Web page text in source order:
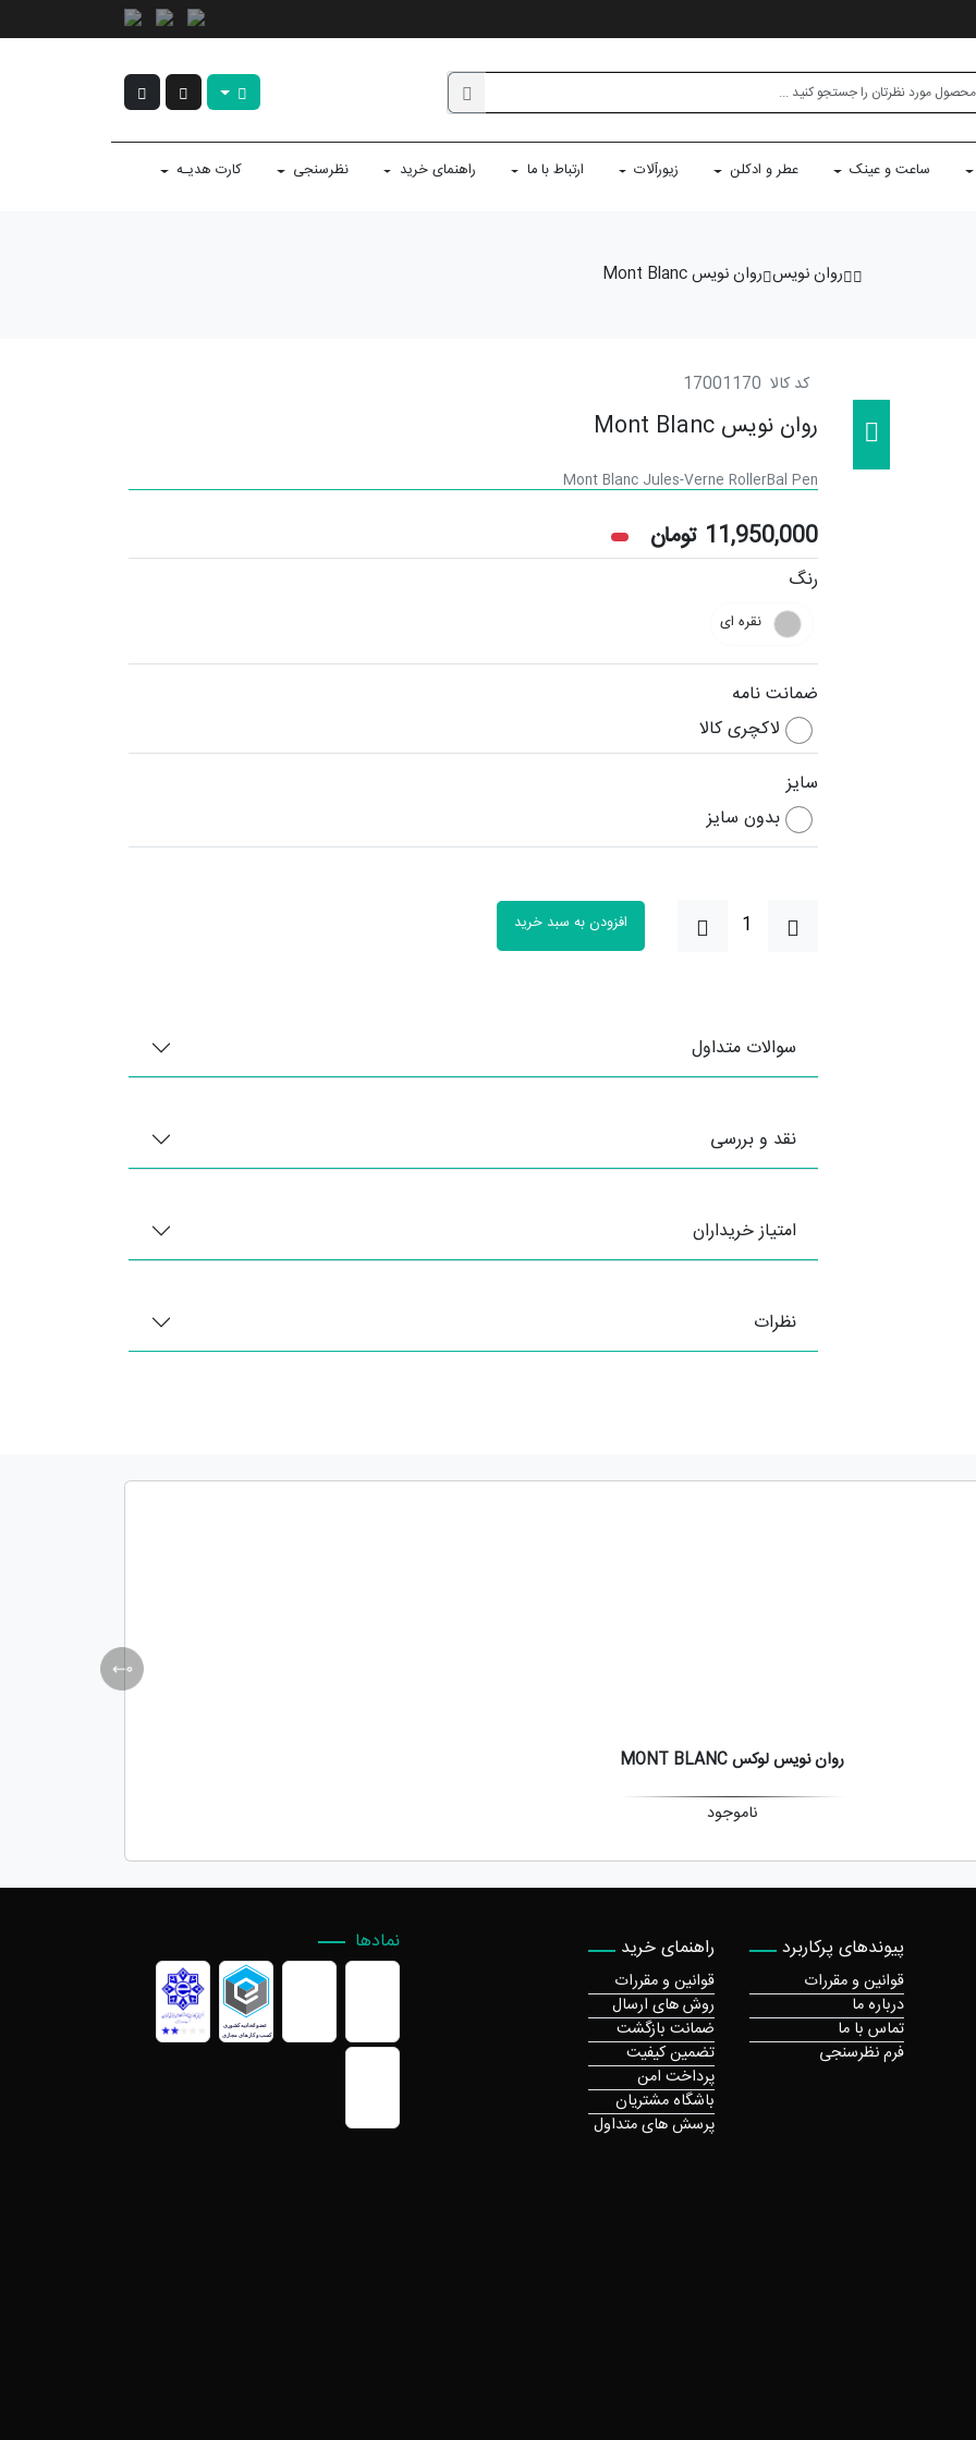
ساعت و عینک عطر و ادکلن زیورآلات ارتباط با ما راهنمای خرید نظرسنجی کارت هدیـه
روان نویس روان نویس Mont Blanc
کد کالا 17001170
روان نویس Mont Blanc
Mont Blanc Jules-Verne RollerBal Pen
11,950,000 تومان
رنگ
نقره ای
ضمانت نامه
لاکچری کالا
سایز
بدون سایز
افزودن به سبد خرید
سوالات متداول
نقد و بررسی
امتیاز خریداران
نظرات
روان نویس لوکس MONT BLANC
ناموجود
پیوندهای پرکاربرد
قوانین و مقررات
درباره ما
تماس با ما
فرم نظرسنجی
راهنمای خرید
قوانین و مقررات
روش های ارسال
ضمانت بازگشت
تضمین کیفیت
پرداخت امن
باشگاه مشتریان
پرسش های متداول
نمادها